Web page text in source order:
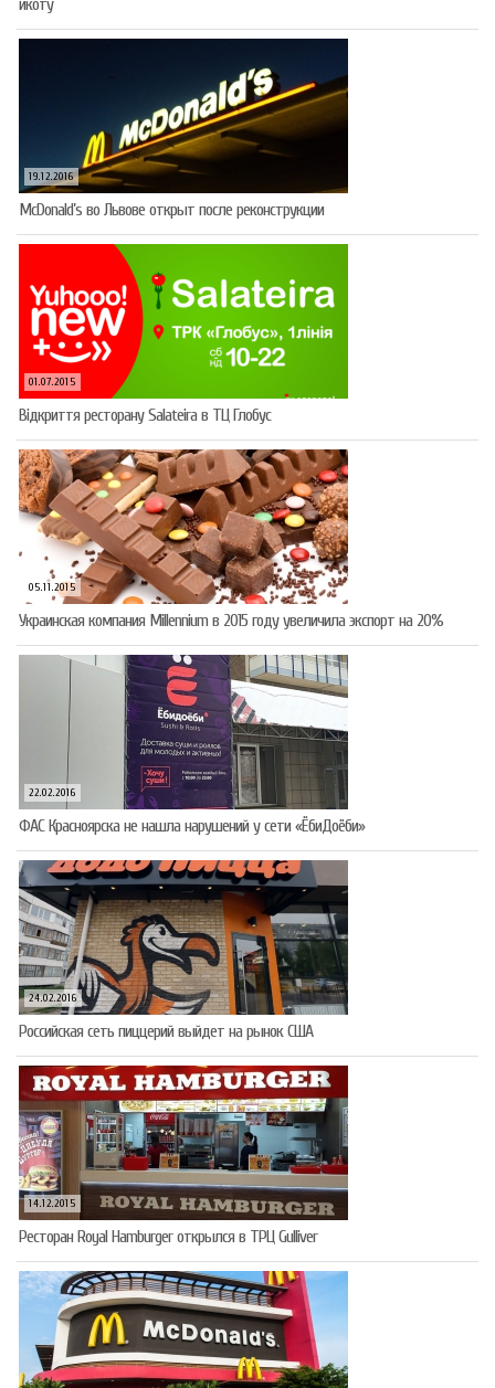
икоту
19.12.2016
McDonald’s во Львове открыт после реконструкции
01.07.2015
Відкриття ресторану Salateirа в ТЦ Глобус
05.11.2015
Украинская компания Millennium в 2015 году увеличила экспорт на 20%
22.02.2016
ФАС Красноярска не нашла нарушений у сети «ЁбиДоёби»
24.02.2016
Российская сеть пиццерий выйдет на рынок США
14.12.2015
Ресторан Royal Hamburger открылся в ТРЦ Gulliver